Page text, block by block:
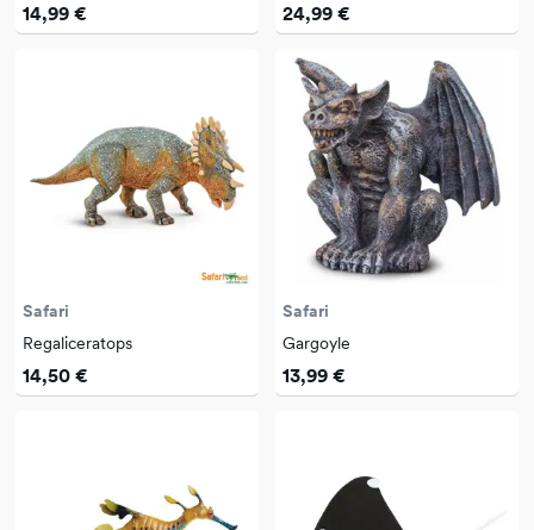
14,99 € 24,99 €
Safari
Regaliceratops
14,50 €
Safari
Gargoyle
13,99 €